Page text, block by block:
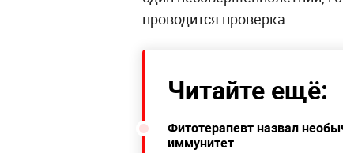
проводится проверка.
Читайте ещё:
Фитотерапевт назвал
иммунитет